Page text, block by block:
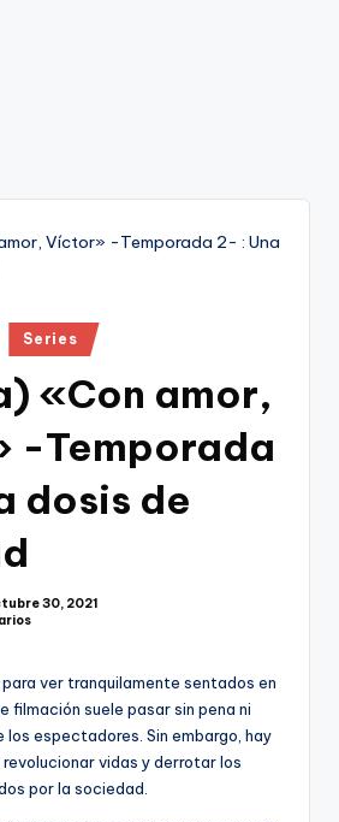
Series
«Con amor,
-Temporada
dosis de
30, 2021
ver tranquilamente sentados en
filmación suele pasar sin pena ni
los espectadores. Sin embargo, hay
vidas y derrotar los
por la sociedad.